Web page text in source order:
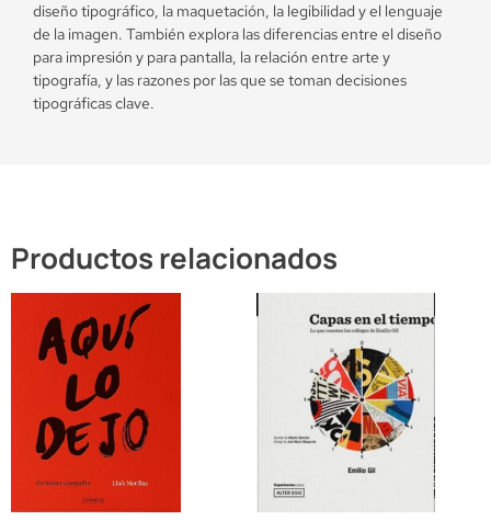
diseño tipográfico, la maquetación, la legibilidad y el lenguaje
de la imagen. También explora las diferencias entre el diseño
para impresión y para pantalla, la relación entre arte y
tipografía, y las razones por las que se toman decisiones
tipográficas clave.
Productos relacionados